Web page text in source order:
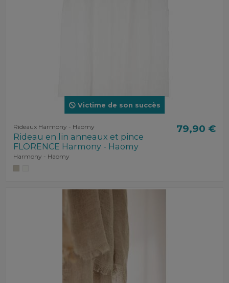
Victime de son succès
Rideaux Harmony - Haomy
Rideau en lin anneaux et pince
FLORENCE Harmony - Haomy
Harmony - Haomy
79,90 €